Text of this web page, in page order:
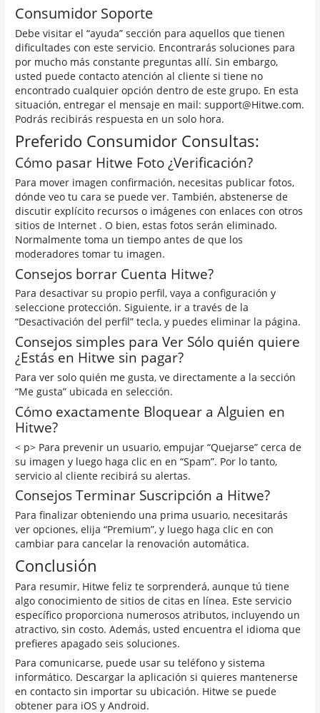
Consumidor Soporte
Debe visitar el “ayuda” sección para aquellos que tienen
dificultades con este servicio. Encontrarás soluciones para
por mucho más constante preguntas allí. Sin embargo,
usted puede contacto atención al cliente si tiene no
encontrado cualquier opción dentro de este grupo. En esta
situación, entregar el mensaje en mail: support@Hitwe.com.
Podrás recibirás respuesta en un solo hora.
Preferido Consumidor Consultas:
Cómo pasar Hitwe Foto ¿Verificación?
Para mover imagen confirmación, necesitas publicar fotos,
dónde veo tu cara se puede ver. También, abstenerse de
discutir explícito recursos o imágenes con enlaces con otros
sitios de Internet . O bien, estas fotos serán eliminado.
Normalmente toma un tiempo antes de que los
moderadores tomar tu imagen.
Consejos borrar Cuenta Hitwe?
Para desactivar su propio perfil, vaya a configuración y
seleccione protección. Siguiente, ir a través de la
“Desactivación del perfil” tecla, y puedes eliminar la página.
Consejos simples para Ver Sólo quién quiere
¿Estás en Hitwe sin pagar?
Para ver solo quién me gusta, ve directamente a la sección
“Me gusta” ubicada en selección.
Cómo exactamente Bloquear a Alguien en
Hitwe?
< p> Para prevenir un usuario, empujar “Quejarse” cerca de
su imagen y luego haga clic en en “Spam”. Por lo tanto,
servicio al cliente recibirá su alertas.
Consejos Terminar Suscripción a Hitwe?
Para finalizar obteniendo una prima usuario, necesitarás
ver opciones, elija “Premium”, y luego haga clic en con
cambiar para cancelar la renovación automática.
Conclusión
Para resumir, Hitwe feliz te sorprenderá, aunque tú tiene
algo conocimiento de sitios de citas en línea. Este servicio
específico proporciona numerosos atributos, incluyendo un
atractivo, sin costo. Además, usted encuentra el idioma que
prefieres apagado seis soluciones.
Para comunicarse, puede usar su teléfono y sistema
informático. Descargar la aplicación si quieres mantenerse
en contacto sin importar su ubicación. Hitwe se puede
obtener para iOS y Android.